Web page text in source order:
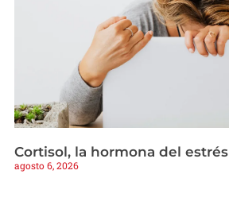
Cortisol, la hormona del estrés
agosto 6, 2026